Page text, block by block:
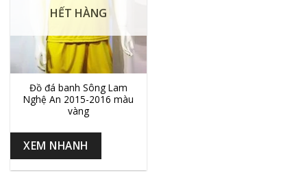
HẾT HÀNG
Đồ đá banh Sông Lam
Nghệ An 2015-2016 màu
vàng
XEM NHANH